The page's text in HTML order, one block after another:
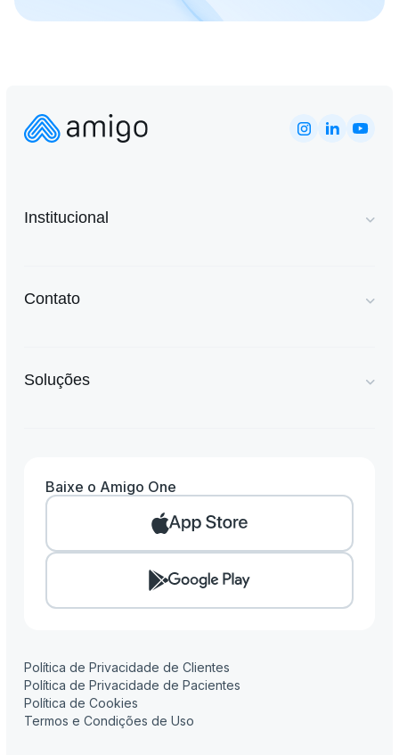
Institucional
Contato
Soluções
Amigo Clinic
Amigo Contábil
Baixe o Amigo One
Política de Privacidade de Clientes
Política de Privacidade de Pacientes
Política de Cookies
Termos e Condições de Uso